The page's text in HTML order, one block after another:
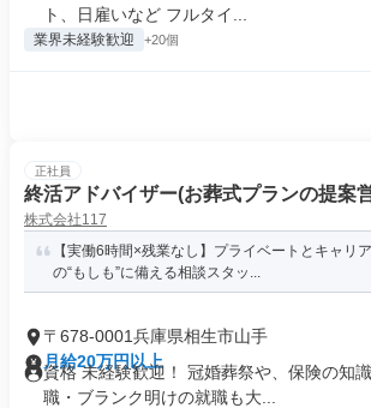
ト、日雇いなど フルタイ...
業界未経験歓迎 +20個
正社員
終活アドバイザー(お葬式プランの提案
株式会社117
【実働6時間×残業なし】プライベートとキャリ
の“もしも”に備える相談スタッ...
〒678-0001兵庫県相生市山手
月給20万円以上
資格 未経験歓迎！ 冠婚葬祭や、保険の知
職・ブランク明けの就職も大...